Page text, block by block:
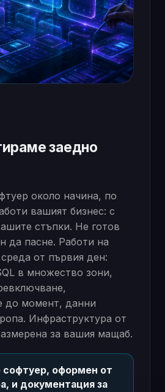
заедно
около начина, по
вашият бизнес: с
стъпки. Не готов
да пасне. Работи на
от първия ден:
в множество зони,
до момент, данни
Инфраструктура от
за вашия мащаб.
софтуер, оформен от
и документация за